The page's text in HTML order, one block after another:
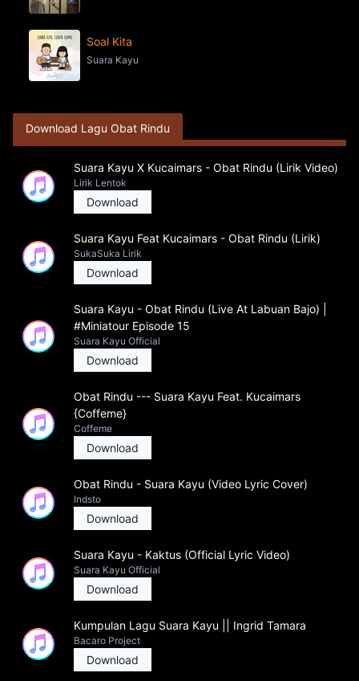
Soal Kita
Suara Kayu
Download Lagu Obat Rindu
Suara Kayu X Kucaimars - Obat Rindu (Lirik Video)
Lirik Lentok
Download
Suara Kayu Feat Kucaimars - Obat Rindu (Lirik)
SukaSuka Lirik
Download
Suara Kayu - Obat Rindu (Live At Labuan Bajo) |
#Miniatour Episode 15
Suara Kayu Official
Download
Obat Rindu --- Suara Kayu Feat. Kucaimars
{Coffeme}
Coffeme
Download
Obat Rindu - Suara Kayu (Video Lyric Cover)
Indsto
Download
Suara Kayu - Kaktus (Official Lyric Video)
Suara Kayu Official
Download
Kumpulan Lagu Suara Kayu || Ingrid Tamara
Bacaro Project
Download